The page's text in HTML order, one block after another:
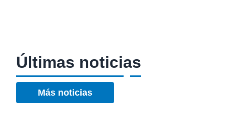
Últimas noticias
Más noticias